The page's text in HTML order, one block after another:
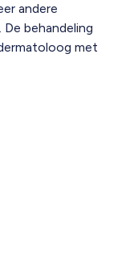
andere
behandeling
met